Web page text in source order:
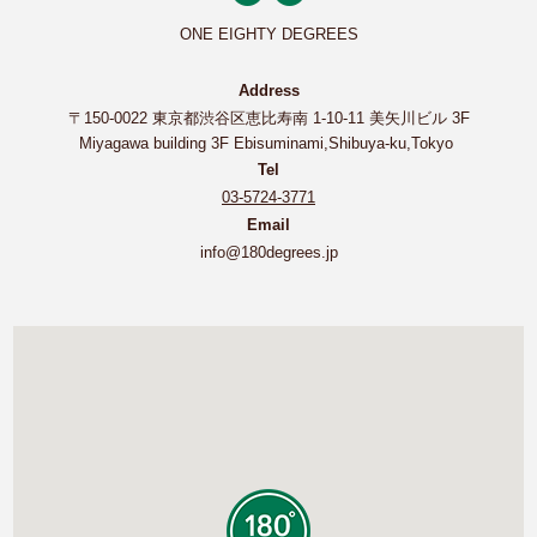
ONE EIGHTY DEGREES
Address
〒150-0022 東京都渋谷区恵比寿南 1-10-11 美矢川ビル 3F
Miyagawa building 3F Ebisuminami,Shibuya-ku,Tokyo
Tel
03-5724-3771
Email
info@180degrees.jp